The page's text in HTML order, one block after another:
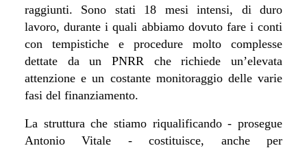
raggiunti. Sono stati 18 mesi intensi, di duro
lavoro, durante i quali abbiamo dovuto fare i conti
con tempistiche e procedure molto complesse
dettate da un PNRR che richiede un’elevata
attenzione e un costante monitoraggio delle varie
fasi del finanziamento.
La struttura che stiamo riqualificando - prosegue
Antonio Vitale - costituisce, anche per